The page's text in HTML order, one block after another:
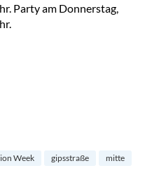
Party am Donnerstag,
Week gipsstraße mitte